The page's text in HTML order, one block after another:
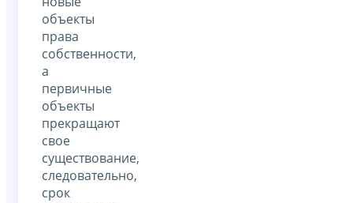
объекты
права
собственности,
а
первичные
объекты
прекращают
свое
существование,
следовательно,
срок